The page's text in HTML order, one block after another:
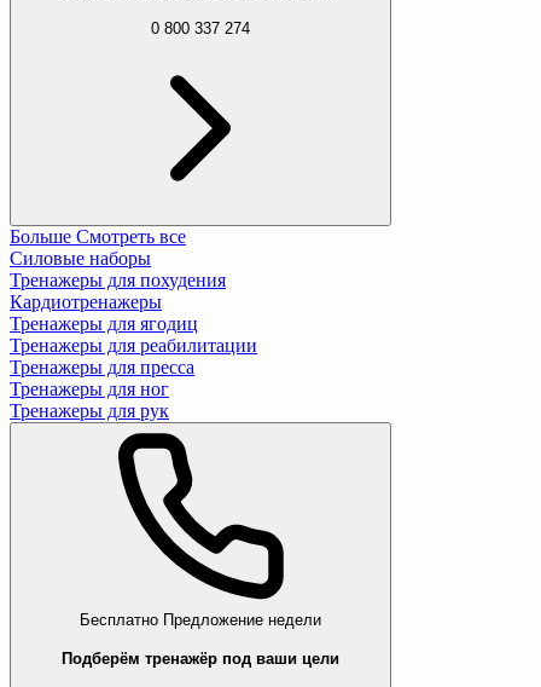
0 800 337 274
Больше Смотреть все
Силовые наборы
Тренажеры для похудения
Кардиотренажеры
Тренажеры для ягодиц
Тренажеры для реабилитации
Тренажеры для пресса
Тренажеры для ног
Тренажеры для рук
Бесплатно Предложение недели
Подберём тренажёр под ваши цели